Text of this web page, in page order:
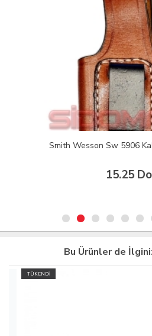
Smith Wesson Sw 5906
15.25
Bu Ürünler de
TÜKENDİ